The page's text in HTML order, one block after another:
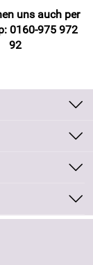
uns auch per
0160-975 972
92